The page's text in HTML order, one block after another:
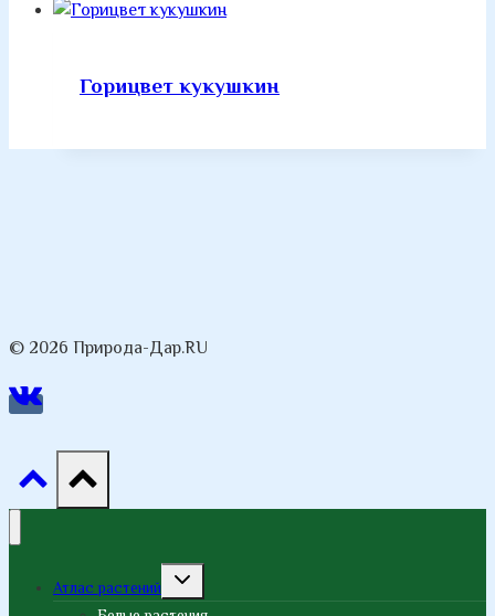
Горицвет кукушкин
© 2026 Природа-Дар.RU
Атлас растений
Переключить
меню